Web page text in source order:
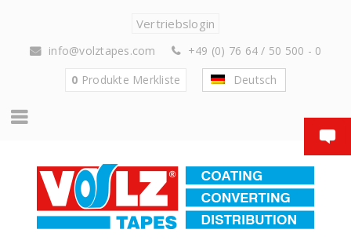
Vertriebslogin
info@volztapes.com
+49 (0) 76 64 / 50 500 - 0
0 Produkte Merkliste Deutsch